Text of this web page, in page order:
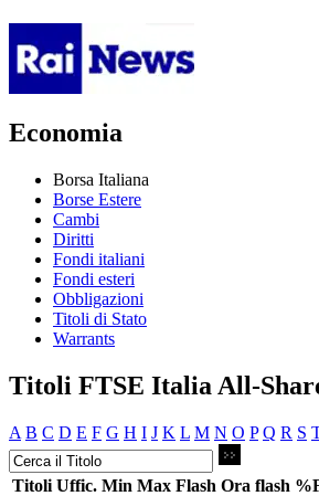
Economia
Borsa Italiana
Borse Estere
Cambi
Diritti
Fondi italiani
Fondi esteri
Obbligazioni
Titoli di Stato
Warrants
Titoli FTSE Italia All-
A B C D E F G H I J K L M N O P Q R S
Titoli Uffic. Min Max Flash Ora flash